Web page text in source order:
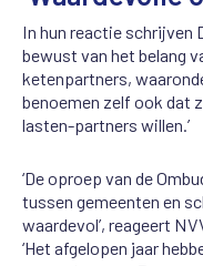
In hun reactie schrijven
bewust van het belang
ketenpartners,
benoemen zelf ook dat
lasten-partners willen.’
‘De oproep van de
tussen gemeenten en
waardevol’, reageert
‘Het afgelopen jaar